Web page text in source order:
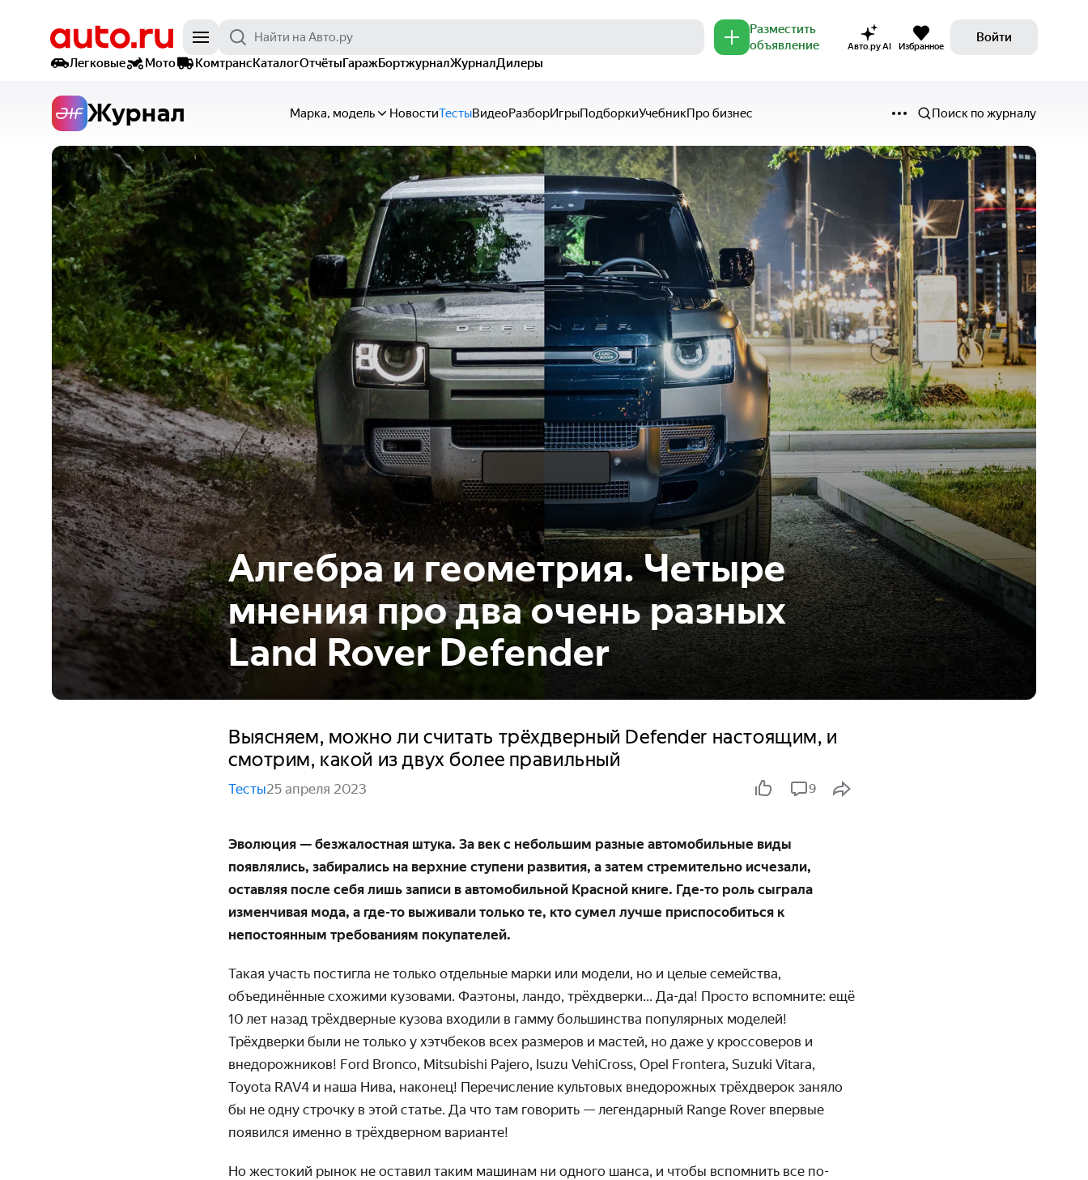
Разместить
объявление
Авто.ру AI Избранное
Войти
Легковые
Мото КомтрансКаталогОтчётыГаражБортжурналЖурналДилеры
Журнал Марка, модель НовостиТестыВидеоРазборИгрыПодборкиУчебникПро бизнес Поиск по журналу
Алгебра и геометрия. Четыре
мнения про два очень разных
Land Rover Defender
Выясняем, можно ли считать трёхдверный Defender настоящим, и
смотрим, какой из двух более правильный
Тесты25 апреля 2023 9
Эволюция — безжалостная штука. За век с небольшим разные авто­мобильные виды
появлялись, забирались на верхние ступени развития, а затем стремительно исчезали,
оставляя после себя лишь записи в авто­мобильной Красной книге. Где-то роль сыграла
изменчивая мода, а где-то выживали только те, кто сумел лучше приспо­собиться к
непостоянным требованиям покупателей.
Такая участь постигла не только отдельные марки или модели, но и целые семейства,
объединённые схожими кузовами. Фаэтоны, ландо, трёхдверки… Да-да! Просто вспомните: ещё
10 лет назад трёхдверные кузова входили в гамму большинства популярных моделей!
Трёхдверки были не только у хэтчбеков всех размеров и мастей, но даже у кроссоверов и
внедорожников! Ford Bronco, Mitsubishi Pajero, Isuzu VehiCross, Opel Frontera, Suzuki Vitara,
Toyota RAV4 и наша Нива, наконец! Пере­числение культовых внедорожных трёхдверок заняло
бы не одну строчку в этой статье. Да что там говорить — легендарный Range Rover впервые
появился именно в трёхдверном варианте!
Но жестокий рынок не оставил таким машинам ни одного шанса, и чтобы вспомнить все по-